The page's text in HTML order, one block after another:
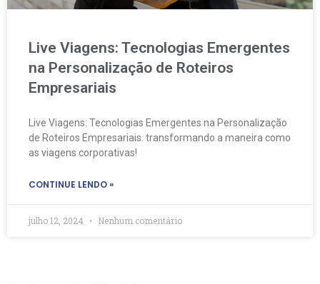
Live Viagens: Tecnologias Emergentes
na Personalização de Roteiros
Empresariais
Live Viagens: Tecnologias Emergentes na Personalização
de Roteiros Empresariais. transformando a maneira como
as viagens corporativas!
CONTINUE LENDO »
julho 12, 2024 Nenhum comentário